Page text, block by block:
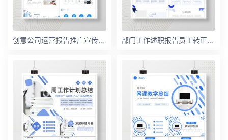
创意公司运营报告推广宣传策划计划PPT模板 部门工作述职报告员工转正申请岗位竞聘竞选汇报演讲PPT模板